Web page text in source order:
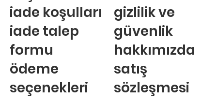
iade koşulları
iade talep
formu
ödeme
seçenekleri
gizlilik ve
güvenlik
hakkımızda
satış
sözleşmesi